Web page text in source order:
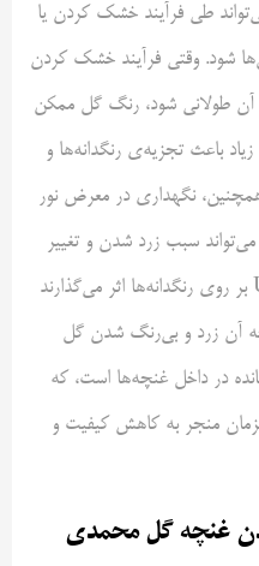
طی فرآیند خشک کردن یا
شود. وقتی فرآیند خشک کردن
آن طولانی شود، رنگ گل ممکن
باعث تجزیه‌ی رنگدانه‌ها و
نگهداری در معرض نور
سبب زرد شدن و تغییر
ظاهر گل‌ها گردد، زیرا اشعه‌های UV بر روی رنگدانه‌ها اثر می‌گذارند
آن زرد و بی‌رنگ شدن گل
در داخل غنچه‌ها است، که
منجر به کاهش کیفیت و
غنچه گل محمدی